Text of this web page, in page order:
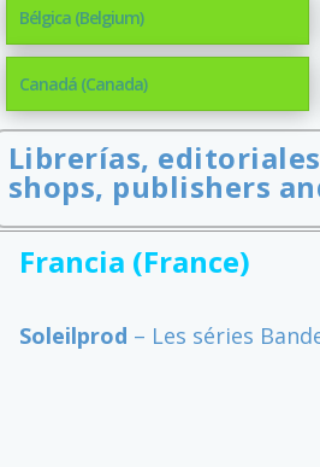
Bélgica (Belgium)
Canadá (Canada)
Librerías,
shops, publishers
Francia (France)
Soleilprod – Les séries